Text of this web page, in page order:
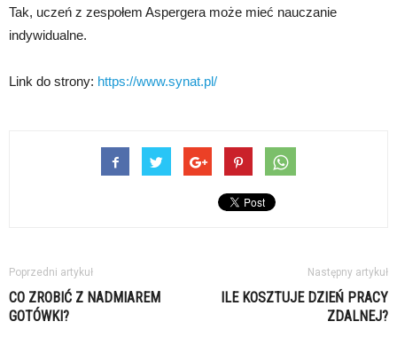
Tak, uczeń z zespołem Aspergera może mieć nauczanie
indywidualne.
Link do strony: https://www.synat.pl/
Poprzedni artykuł
CO ZROBIĆ Z NADMIAREM
GOTÓWKI?
Następny artykuł
ILE KOSZTUJE DZIEŃ PRACY
ZDALNEJ?